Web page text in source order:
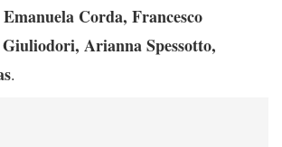
Corda, Francesco
Arianna Spessotto,
.